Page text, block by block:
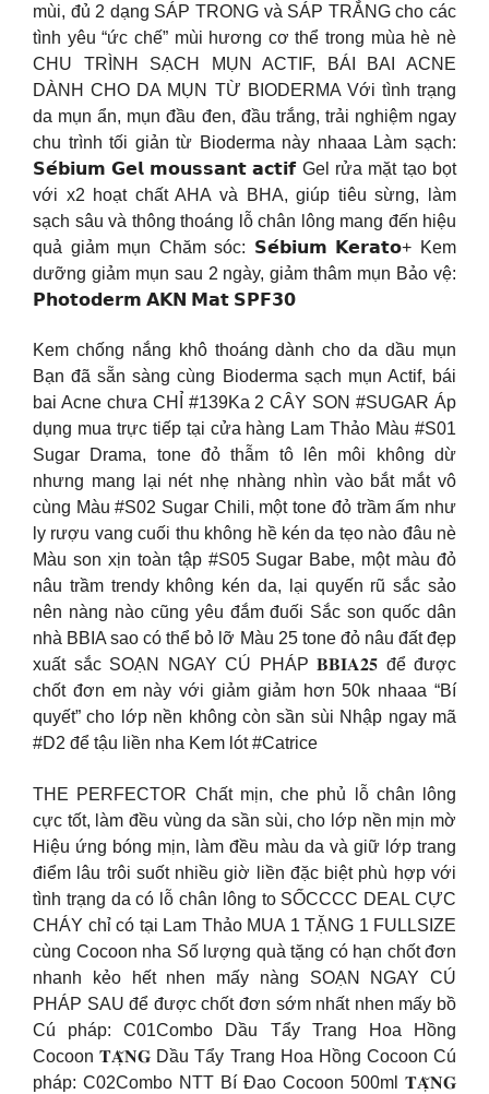
mùi, đủ 2 dạng SÁP TRONG và SÁP TRẮNG cho các
tình yêu “ức chế” mùi hương cơ thể trong mùa hè nè
CHU TRÌNH SẠCH MỤN ACTIF, BÁI BAI ACNE
DÀNH CHO DA MỤN TỪ BIODERMA Với tình trạng
da mụn ẩn, mụn đầu đen, đầu trắng, trải nghiệm ngay
chu trình tối giản từ Bioderma này nhaaa Làm sạch:
𝗦𝗲́𝗯𝗶𝘂𝗺 𝗚𝗲𝗹 𝗺𝗼𝘂𝘀𝘀𝗮𝗻𝘁 𝗮𝗰𝘁𝗶𝗳 Gel rửa mặt tạo bọt
với x2 hoạt chất AHA và BHA, giúp tiêu sừng, làm
sạch sâu và thông thoáng lỗ chân lông mang đến hiệu
quả giảm mụn Chăm sóc: 𝗦𝗲́𝗯𝗶𝘂𝗺 𝗞𝗲𝗿𝗮𝘁𝗼+ Kem
dưỡng giảm mụn sau 2 ngày, giảm thâm mụn Bảo vệ:
𝗣𝗵𝗼𝘁𝗼𝗱𝗲𝗿𝗺 𝗔𝗞𝗡 𝗠𝗮𝘁 𝗦𝗣𝗙𝟯𝟬
Kem chống nắng khô thoáng dành cho da dầu mụn
Bạn đã sẵn sàng cùng Bioderma sạch mụn Actif, bái
bai Acne chưa CHỈ #139Ka 2 CÂY SON #SUGAR Áp
dụng mua trực tiếp tại cửa hàng Lam Thảo Màu #S01
Sugar Drama, tone đỏ thẫm tô lên môi không dừ
nhưng mang lại nét nhẹ nhàng nhìn vào bắt mắt vô
cùng Màu #S02 Sugar Chili, một tone đỏ trầm ấm như
ly rượu vang cuối thu không hề kén da tẹo nào đâu nè
Màu son xịn toàn tập #S05 Sugar Babe, một màu đỏ
nâu trầm trendy không kén da, lại quyến rũ sắc sảo
nên nàng nào cũng yêu đắm đuối Sắc son quốc dân
nhà BBIA sao có thể bỏ lỡ Màu 25 tone đỏ nâu đất đẹp
xuất sắc SOẠN NGAY CÚ PHÁP 𝐁𝐁𝐈𝐀𝟐𝟓 để được
chốt đơn em này với giảm giảm hơn 50k nhaaa “Bí
quyết” cho lớp nền không còn sần sùi Nhập ngay mã
#D2 để tậu liền nha Kem lót #Catrice
THE PERFECTOR Chất mịn, che phủ lỗ chân lông
cực tốt, làm đều vùng da sần sùi, cho lớp nền mịn mờ
Hiệu ứng bóng mịn, làm đều màu da và giữ lớp trang
điểm lâu trôi suốt nhiều giờ liền đặc biệt phù hợp với
tình trạng da có lỗ chân lông to SỐCCCC DEAL CỰC
CHÁY chỉ có tại Lam Thảo MUA 1 TẶNG 1 FULLSIZE
cùng Cocoon nha Số lượng quà tặng có hạn chốt đơn
nhanh kẻo hết nhen mấy nàng SOẠN NGAY CÚ
PHÁP SAU để được chốt đơn sớm nhất nhen mấy bồ
Cú pháp: C01Combo Dầu Tẩy Trang Hoa Hồng
Cocoon 𝐓𝐀̣̆𝐍𝐆 Dầu Tẩy Trang Hoa Hồng Cocoon Cú
pháp: C02Combo NTT Bí Đao Cocoon 500ml 𝐓𝐀̣̆𝐍𝐆